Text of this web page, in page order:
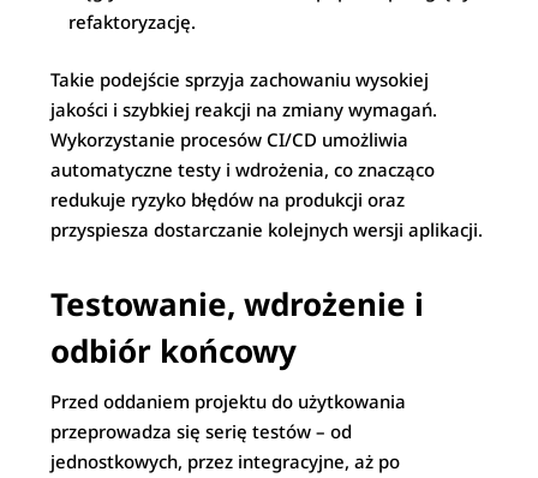
refaktoryzację.
Takie podejście sprzyja zachowaniu wysokiej
jakości i szybkiej reakcji na zmiany wymagań.
Wykorzystanie procesów CI/CD umożliwia
automatyczne testy i wdrożenia, co znacząco
redukuje ryzyko błędów na produkcji oraz
przyspiesza dostarczanie kolejnych wersji aplikacji.
Testowanie, wdrożenie i
odbiór końcowy
Przed oddaniem projektu do użytkowania
przeprowadza się serię testów – od
jednostkowych, przez integracyjne, aż po